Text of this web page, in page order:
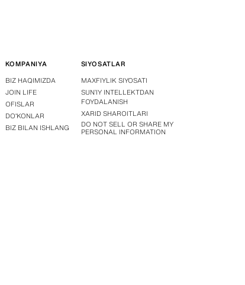
KOMPANIYA
BIZ HAQIMIZDA
JOIN LIFE
OFISLAR
DOʻKONLAR
BIZ BILAN ISHLANG
SIYOSATLAR
MAXFIYLIK SIYOSATI
SUN’IY INTELLEKTDAN
FOYDALANISH
XARID SHAROITLARI
DO NOT SELL OR SHARE MY
PERSONAL INFORMATION